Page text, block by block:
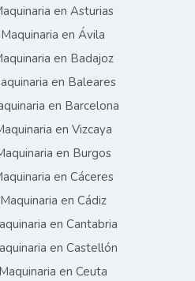
en Asturias
en Ávila
en Badajoz
en Baleares
en Barcelona
en Vizcaya
en Burgos
en Cáceres
en Cádiz
en Cantabria
en Castellón
en Ceuta